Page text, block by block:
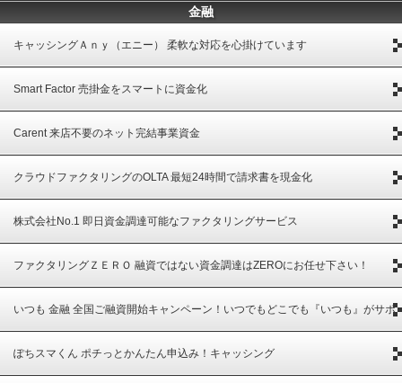
金融
キャッシングＡｎｙ（エニー） 柔軟な対応を心掛けています
Smart Factor 売掛金をスマートに資金化
Carent 来店不要のネット完結事業資金
クラウドファクタリングのOLTA 最短24時間で請求書を現金化
株式会社No.1 即日資金調達可能なファクタリングサービス
ファクタリングＺＥＲＯ 融資ではない資金調達はZEROにお任せ下さい！
いつも 金融 全国ご融資開始キャンペーン！いつでもどこでも『いつも』がサポ
ート
ぽちスマくん ポチっとかんたん申込み！キャッシング